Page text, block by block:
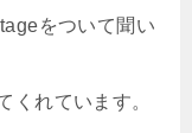
をついて聞い
くれています。